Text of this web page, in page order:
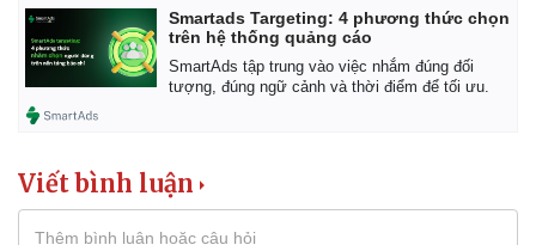
Smartads Targeting: 4 phương thức chọn
trên hệ thống quảng cáo
SmartAds tập trung vào việc nhắm đúng đối
tượng, đúng ngữ cảnh và thời điểm để tối ưu.
Viết bình luận